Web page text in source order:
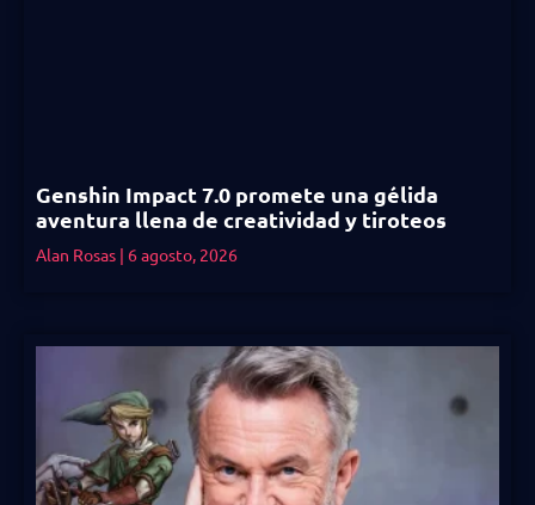
Genshin Impact 7.0 promete una gélida
aventura llena de creatividad y tiroteos
Alan Rosas 6 agosto, 2026